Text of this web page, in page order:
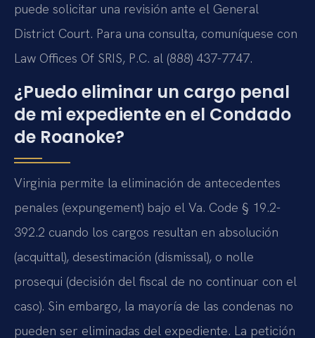
puede solicitar una revisión ante el General
District Court. Para una consulta, comuníquese con
Law Offices Of SRIS, P.C. al (888) 437-7747.
¿Puedo eliminar un cargo penal
de mi expediente en el Condado
de Roanoke?
Virginia permite la eliminación de antecedentes
penales (expungement) bajo el Va. Code § 19.2-
392.2 cuando los cargos resultan en absolución
(acquittal), desestimación (dismissal), o nolle
prosequi (decisión del fiscal de no continuar con el
caso). Sin embargo, la mayoría de las condenas no
pueden ser eliminadas del expediente. La petición